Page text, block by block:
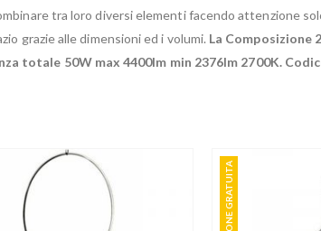
tra loro diversi elementi facendo attenzione
grazie alle dimensioni ed i volumi. La Composizione
totale 50W max 4400lm min 2376lm 2700K.